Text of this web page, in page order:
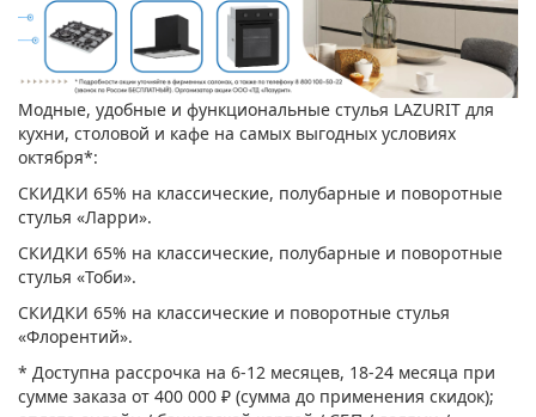
Модные, удобные и функциональные стулья LAZURIT для
кухни, столовой и кафе на самых выгодных условиях
октября*:
СКИДКИ 65% на классические, полубарные и поворотные
стулья «Ларри».
СКИДКИ 65% на классические, полубарные и поворотные
стулья «Тоби».
СКИДКИ 65% на классические и поворотные стулья
«Флорентий».
* Доступна рассрочка на 6-12 месяцев, 18-24 месяца при
сумме заказа от 400 000 ₽ (сумма до применения скидок);